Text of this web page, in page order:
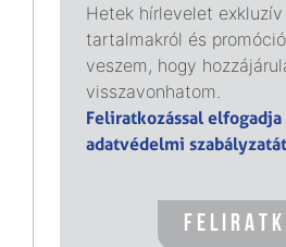
Hetek hírlevelet
tartalmakról és
veszem, hogy
visszavonhatom.
Feliratkozással elfogadja
adatvédelmi szabályzatát